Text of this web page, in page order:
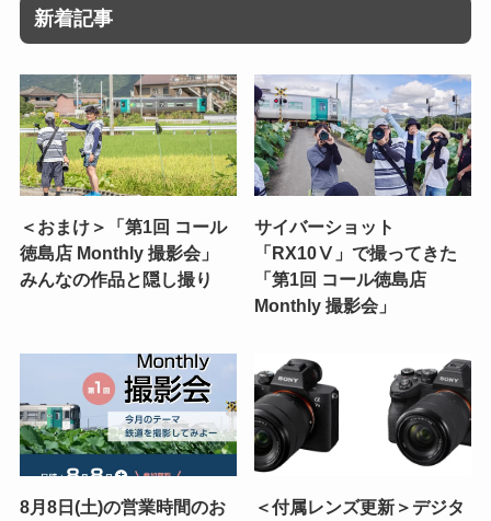
新着記事
＜おまけ＞「第1回 コール
徳島店 Monthly 撮影会」
みんなの作品と隠し撮り
サイバーショット
「RX10Ⅴ」で撮ってきた
「第1回 コール徳島店
Monthly 撮影会」
8月8日(土)の営業時間のお
＜付属レンズ更新＞デジタ